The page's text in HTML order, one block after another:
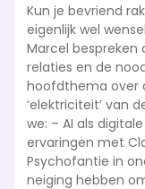
EMBED
Kun je bevriend
eigenlijk wel
Marcel bespreken
relaties en de
hoofdthema over
‘elektriciteit’ van
we: – AI als
ervaringen met
Psychofantie in
neiging hebben